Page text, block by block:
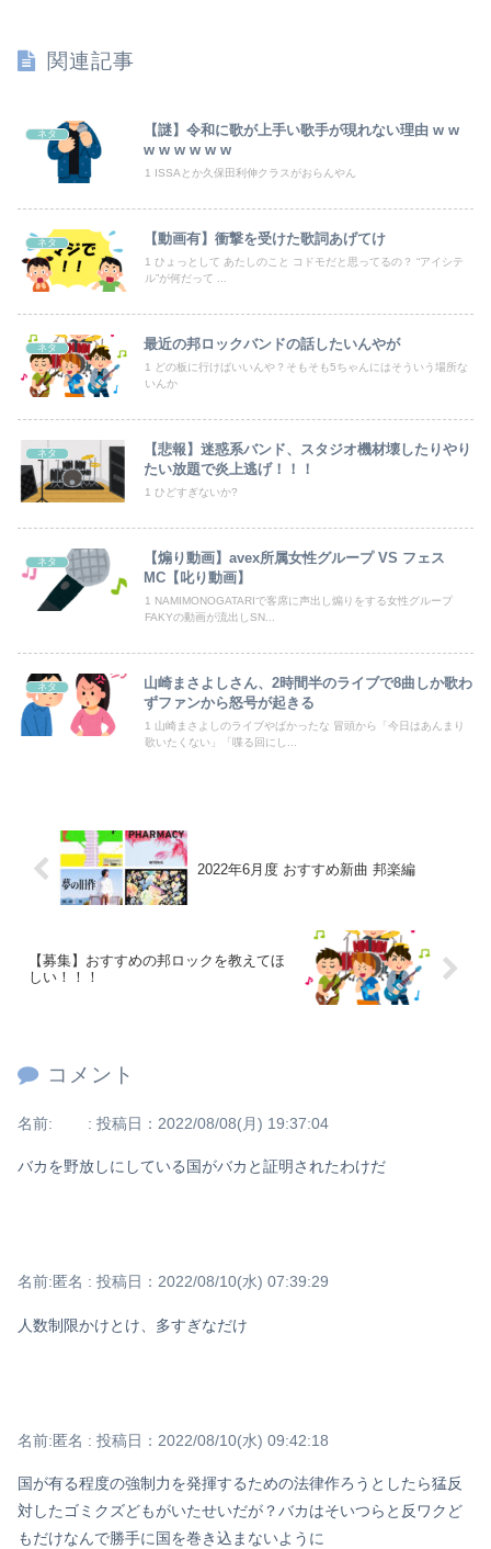
Powered by livedoor 相互RSS
体調不良で休んでパチ●コ通ってたら、数十日単位の証拠写真撮られて会社クビになった
【竜王戦】柵木幹太五段が先勝
嫁の浮気発覚から再構築を続けて8ヶ月、愛しさと憎しみが交互に押し寄せてる。もう一回俺に恋させてあげたい。
今週の「鵺の陰陽師」感想、修業の成果で姿を変えた四衲！！ その力とは…！？【156話】
日本人「ジョジョの最高傑作は3部！」←これ謎だよな
【日向坂46】月刊ジャイアンツ公式、重大告知！
【悲報】乃木オタ『イコラブやとき宣と比べて肌のキメ細やかさが違う』
関連記事
ネタ
【謎】令和に歌が上手い歌手が現れない理由 w w
w w w w w w
1 ISSAとか久保田利伸クラスがおらんやん
ネタ 【動画有】衝撃を受けた歌詞あげてけ
1 ひょっとして あたしのこと コドモだと思ってるの？ “アイシテ
ル”が何だって ...
ネタ 最近の邦ロックバンドの話したいんやが
1 どの板に行けばいいんや？そもそも5ちゃんにはそういう場所な
いんか
ネタ
【悲報】迷惑系バンド、スタジオ機材壊したりやり
たい放題で炎上逃げ！！！
1 ひどすぎないか?
ネタ
【煽り動画】avex所属女性グループ VS フェス
MC【叱り動画】
1 NAMIMONOGATARIで客席に声出し煽りをする女性グループ
FAKYの動画が流出しSN...
ネタ
山崎まさよしさん、2時間半のライブで8曲しか歌わ
ずファンから怒号が起きる
1 山崎まさよしのライブやばかったな 冒頭から「今日はあんまり
歌いたくない」「喋る回にし...
2022年6月度 おすすめ新曲 邦楽編
【募集】おすすめの邦ロックを教えてほ
しい！！！
コメント
名前: : 投稿日：2022/08/08(月) 19:37:04
バカを野放しにしている国がバカと証明されたわけだ
名前:匿名 : 投稿日：2022/08/10(水) 07:39:29
人数制限かけとけ、多すぎなだけ
名前:匿名 : 投稿日：2022/08/10(水) 09:42:18
国が有る程度の強制力を発揮するための法律作ろうとしたら猛反
対したゴミクズどもがいたせいだが？バカはそいつらと反ワクど
もだけなんで勝手に国を巻き込まないように